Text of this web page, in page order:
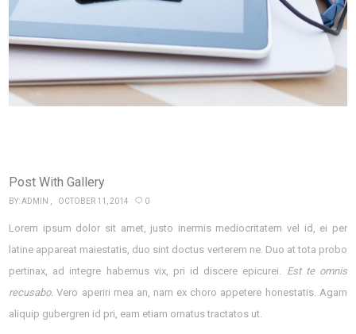
Post With Gallery
BY:ADMIN OCTOBER 11, 2014 0
Lorem ipsum dolor sit amet, justo inermis mediocritatem vel id, ei per
latine appareat maiestatis, duo sint doctus verterem ne. Duo at tota probo
pertinax, ad integre habemus vix, pri id discere epicurei. Est te omnis
recusabo. Vero aperiri mea an, nam ex choro appetere honestatis. Agam
aliquip gubergren id pri, eam etiam ornatus tractatos ut.